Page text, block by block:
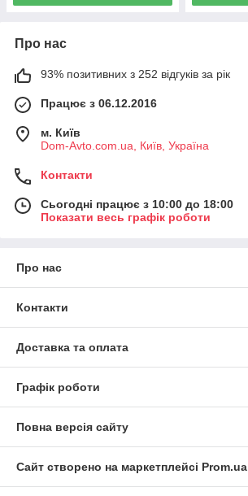
Про нас
93% позитивних з 252 відгуків за рік
Працює з 06.12.2016
м. Київ
Dom-Avto.com.ua, Київ, Україна
Контакти
Сьогодні працює з 10:00 до 18:00
Показати весь графік роботи
Про нас
Контакти
Доставка та оплата
Графік роботи
Повна версія сайту
Сайт створено на маркетплейсі Prom.ua